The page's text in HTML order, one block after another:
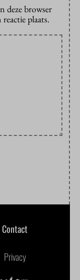
deze browser
plaats.
Contact
Privacy